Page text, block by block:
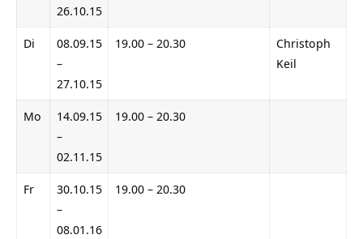
26.10.15
Di
08.09.15
–
27.10.15
19.00 – 20.30
Christoph
Keil
Mo
14.09.15
–
02.11.15
19.00 – 20.30
Fr
30.10.15
–
08.01.16
19.00 – 20.30